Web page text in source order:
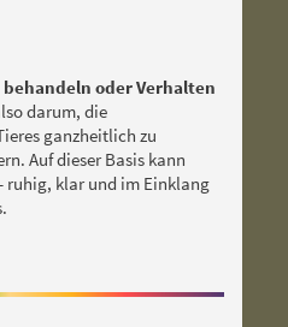
oder Verhalten
darum, die
ganzheitlich zu
Auf dieser Basis kann
klar und im Einklang